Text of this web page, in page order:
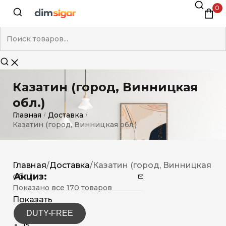
0
Казатин (город, Винницкая
обл.)
Главная / Доставка /
Казатин (город, Винницкая обл.)
Акциз:
DUTY-FREE
Главная/Доставка/Казатин (город, Винницкая
обл.)
Показано все 170 товаров
Показать
12